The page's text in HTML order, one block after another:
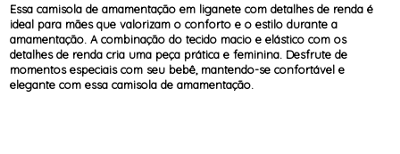
Essa camisola de amamentação em liganete com detalhes de renda é
ideal para mães que valorizam o conforto e o estilo durante a
amamentação. A combinação do tecido macio e elástico com os
detalhes de renda cria uma peça prática e feminina. Desfrute de
momentos especiais com seu bebê, mantendo-se confortável e
elegante com essa camisola de amamentação.